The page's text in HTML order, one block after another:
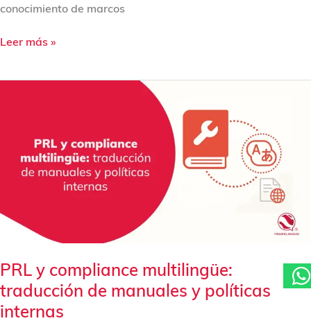
conocimiento de marcos
Leer más »
PRL y compliance multilingüe:
traducción de manuales y políticas
internas
multilingüe:
traducción
políticas
internas